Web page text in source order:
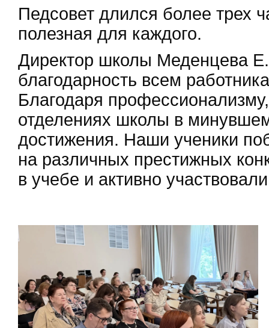
Педсовет длился более трех
полезная для каждого.
Директор школы Меденцева
благодарность всем
Благодаря
отделениях школы в
достижения. Наши ученики
на различных престижных
в учебе и активно